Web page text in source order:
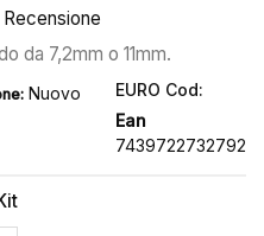
da 7,2mm o 11mm.
Nuovo
EURO Cod:
Ean
7439722732792